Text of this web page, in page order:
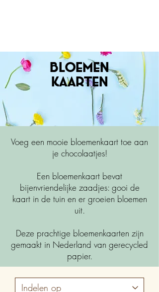
Bloemen
kaarten
Voeg een mooie bloemenkaart toe aan
je chocolaatjes!
Een bloemenkaart bevat
bijenvriendelijke zaadjes: gooi de
kaart in de tuin en er groeien bloemen
uit.
Deze prachtige bloemenkaarten zijn
gemaakt in Nederland van gerecycled
papier.